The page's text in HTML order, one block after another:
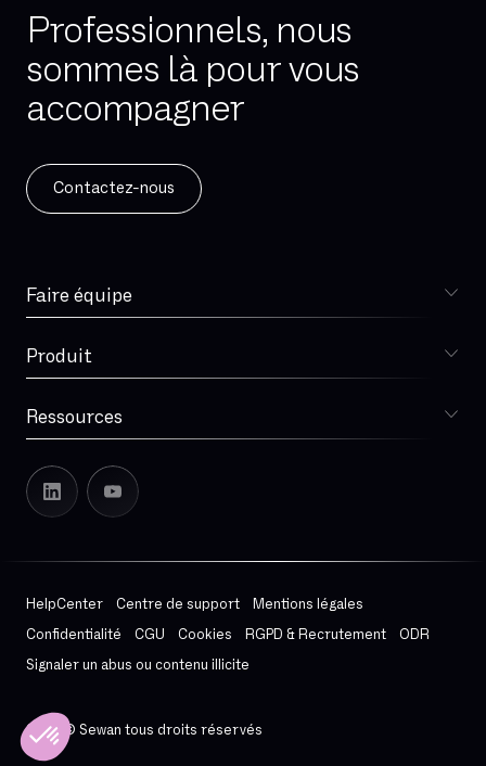
Professionnels, nous
sommes là pour vous
accompagner
Contactez-nous
Faire équipe
Choisir Sewan
Télétravail et mobilité
Service client et contact center
Produit
Contact center
Cybersécurité
Microsoft 365
Ressources
Lexique
Notre histoire
Sewan en Europe
On recrute
Rapport de transparence
Charte RSE
Charte graphique
HelpCenter Centre de support
Mentions légales
Confidentialité
CGU Cookies RGPD & Recrutement
ODR
Signaler un abus ou contenu illicite
2025 © Sewan tous droits réservés